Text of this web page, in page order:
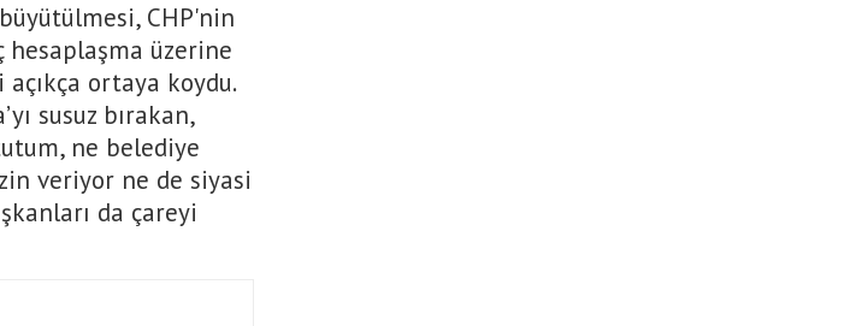
CHP'nin
üzerine
ortaya koydu.
susuz bırakan,
ne belediye
veriyor ne de siyasi
da çareyi